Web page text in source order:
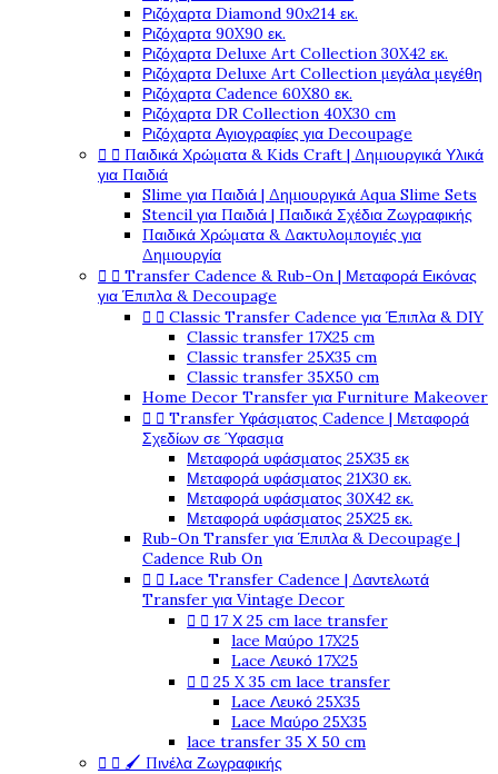
Ριζόχαρτα Diamond 90x214 εκ.
Ριζόχαρτα 90X90 εκ.
Ριζόχαρτα Deluxe Art Collection 30X42 εκ.
Ριζόχαρτα Deluxe Art Collection μεγάλα μεγέθη
Ριζόχαρτα Cadence 60X80 εκ.
Ριζόχαρτα DR Collection 40X30 cm
Ριζόχαρτα Αγιογραφίες για Decoupage
  Παιδικά Χρώματα & Kids Craft | Δημιουργικά Υλικά
για Παιδιά
Slime για Παιδιά | Δημιουργικά Aqua Slime Sets
Stencil για Παιδιά | Παιδικά Σχέδια Ζωγραφικής
Παιδικά Χρώματα & Δακτυλομπογιές για
Δημιουργία
  Transfer Cadence & Rub-On | Μεταφορά Εικόνας
για Έπιπλα & Decoupage
  Classic Transfer Cadence για Έπιπλα & DIY
Classic transfer 17Χ25 cm
Classic transfer 25Χ35 cm
Classic transfer 35Χ50 cm
Home Decor Transfer για Furniture Makeover
  Transfer Υφάσματος Cadence | Μεταφορά
Σχεδίων σε Ύφασμα
Μεταφορά υφάσματος 25Χ35 εκ
Μεταφορά υφάσματος 21Χ30 εκ.
Μεταφορά υφάσματος 30Χ42 εκ.
Μεταφορά υφάσματος 25Χ25 εκ.
Rub-On Transfer για Έπιπλα & Decoupage |
Cadence Rub On
  Lace Transfer Cadence | Δαντελωτά
Transfer για Vintage Decor
  17 Χ 25 cm lace transfer
lace Μαύρο 17X25
Lace Λευκό 17X25
  25 X 35 cm lace transfer
Lace Λευκό 25X35
Lace Μαύρο 25X35
lace transfer 35 Χ 50 cm
  🖌️ Πινέλα Ζωγραφικής